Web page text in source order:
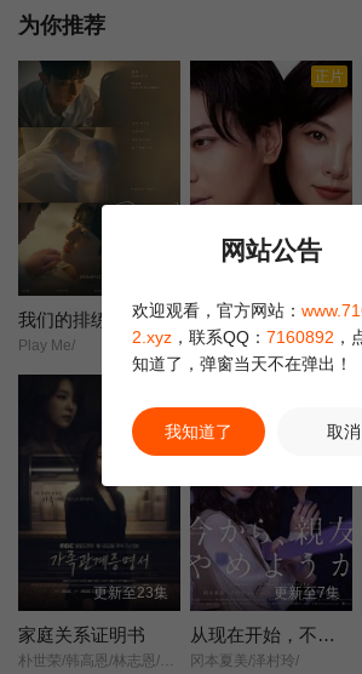
的时光彼此吸引。然而，意想不到的考验接连
为你推荐
我们的排练
Play Me/
正片
致亲爱的丈夫~完美妻子的谎言~
亲爱的丈夫～完美妻子的谎言～/親愛なる夫へ～完璧な妻の嘘～/
更新至23集
家庭关系证明书
更新至7集
从现在开始，不做朋友了吧。
冈本夏美/泽村玲/
网站公告
欢迎观看，官方网站：
2.xyz ，联系QQ： 7160892 ，
知道了，弹窗当天不在弹出！
我知道了 取消